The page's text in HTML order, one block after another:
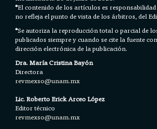
*El contenido de los artículos es
no refleja el punto de vista de los árbitros, del
*Se autoriza la reproducción total o parcial de
publicados siempre y cuando se cite la fuente
dirección electrónica de la publicación.
Dra. María Cristina Bayón
Directora
revmexso@unam.mx
Lic. Roberto Erick Arceo López
Editor técnico
revmexso@unam.mx